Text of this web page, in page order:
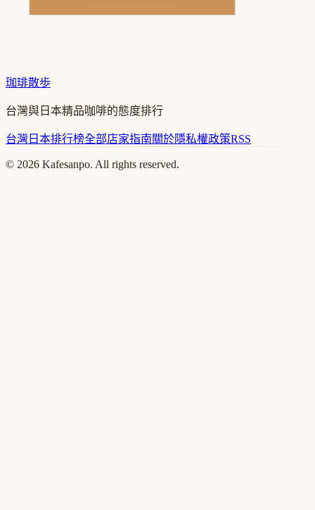
珈琲散歩
台灣與日本精品咖啡的態度排行
台灣 日本排行榜全部店家指南關於隱私權政策RSS
© 2026 Kafesanpo. All rights reserved.